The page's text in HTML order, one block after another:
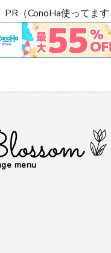
PR（ConoHa使ってます
menu